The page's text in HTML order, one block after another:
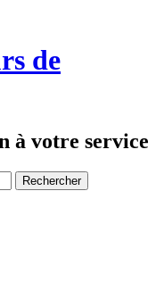
de
à votre service